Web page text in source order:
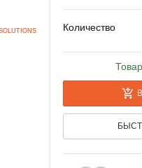
Количество